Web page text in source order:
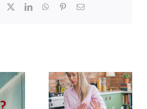
Facebook LinkedInWhatsApp
PinterestEmail